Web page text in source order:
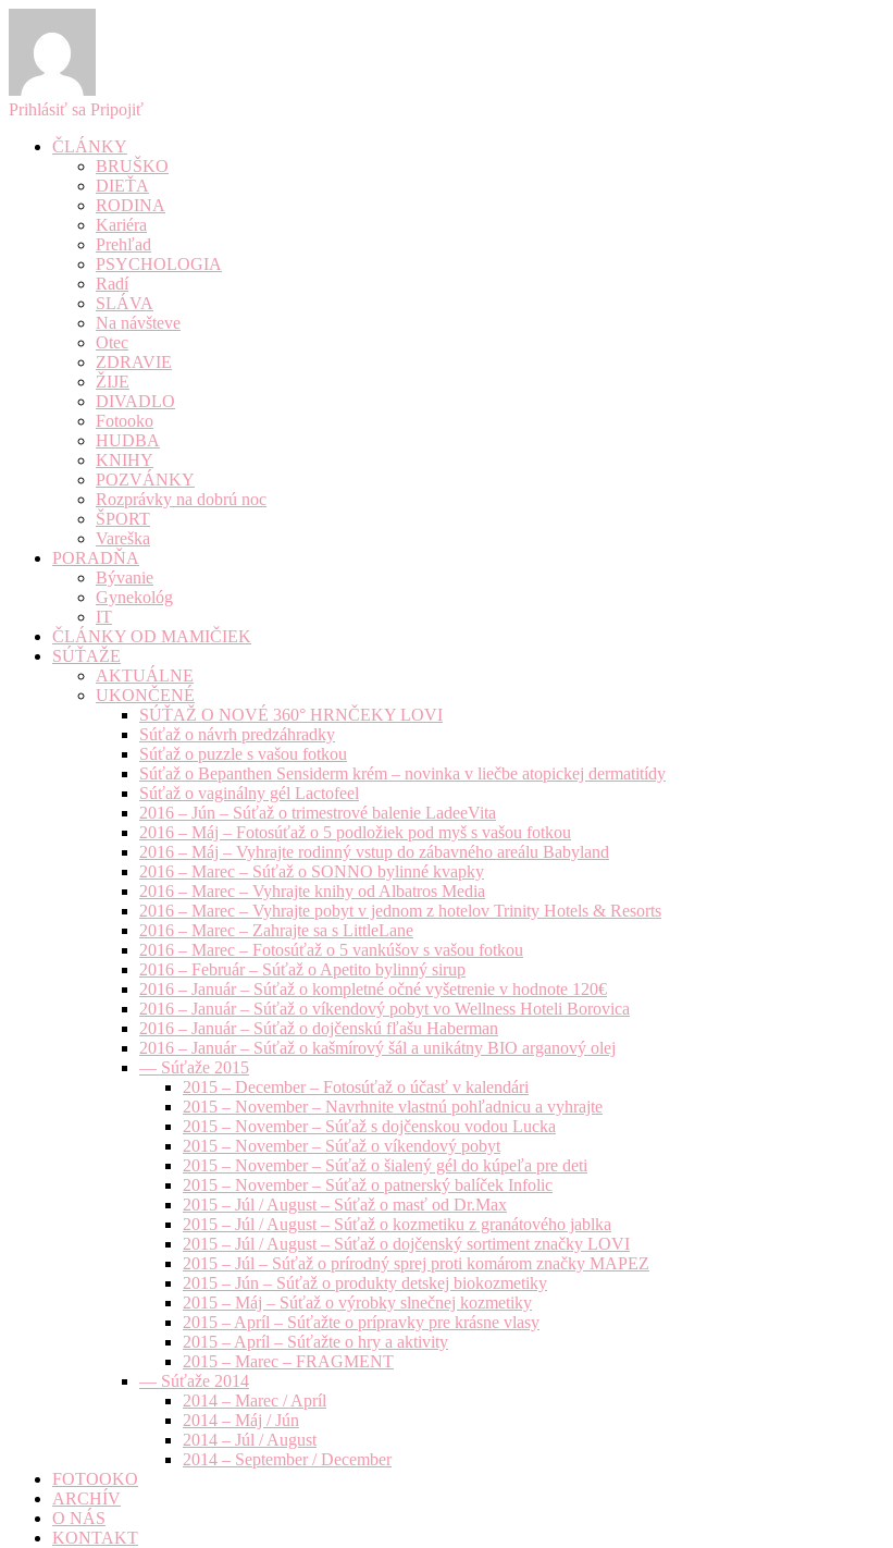
Prihlásiť sa Pripojiť
ČLÁNKY
BRUŠKO
DIEŤA
RODINA
Kariéra
Prehľad
PSYCHOLOGIA
Radí
SLÁVA
Na návšteve
Otec
ZDRAVIE
ŽIJE
DIVADLO
Fotooko
HUDBA
KNIHY
POZVÁNKY
Rozprávky na dobrú noc
ŠPORT
Vareška
PORADŇA
Bývanie
Gynekológ
IT
ČLÁNKY OD MAMIČIEK
SÚŤAŽE
AKTUÁLNE
UKONČENÉ
SÚŤAŽ O NOVÉ 360° HRNČEKY LOVI
Súťaž o návrh predzáhradky
Súťaž o puzzle s vašou fotkou
Súťaž o Bepanthen Sensiderm krém – novinka v liečbe atopickej dermatitídy
Súťaž o vaginálny gél Lactofeel
2016 – Jún – Súťaž o trimestrové balenie LadeeVita
2016 – Máj – Fotosúťaž o 5 podložiek pod myš s vašou fotkou
2016 – Máj – Vyhrajte rodinný vstup do zábavného areálu Babyland
2016 – Marec – Súťaž o SONNO bylinné kvapky
2016 – Marec – Vyhrajte knihy od Albatros Media
2016 – Marec – Vyhrajte pobyt v jednom z hotelov Trinity Hotels & Resorts
2016 – Marec – Zahrajte sa s LittleLane
2016 – Marec – Fotosúťaž o 5 vankúšov s vašou fotkou
2016 – Február – Súťaž o Apetito bylinný sirup
2016 – Január – Súťaž o kompletné očné vyšetrenie v hodnote 120€
2016 – Január – Súťaž o víkendový pobyt vo Wellness Hoteli Borovica
2016 – Január – Súťaž o dojčenskú fľašu Haberman
2016 – Január – Súťaž o kašmírový šál a unikátny BIO arganový olej
— Súťaže 2015
2015 – December – Fotosúťaž o účasť v kalendári
2015 – November – Navrhnite vlastnú pohľadnicu a vyhrajte
2015 – November – Súťaž s dojčenskou vodou Lucka
2015 – November – Súťaž o víkendový pobyt
2015 – November – Súťaž o šialený gél do kúpeľa pre deti
2015 – November – Súťaž o patnerský balíček Infolic
2015 – Júl / August – Súťaž o masť od Dr.Max
2015 – Júl / August – Súťaž o kozmetiku z granátového jablka
2015 – Júl / August – Súťaž o dojčenský sortiment značky LOVI
2015 – Júl – Súťaž o prírodný sprej proti komárom značky MAPEZ
2015 – Jún – Súťaž o produkty detskej biokozmetiky
2015 – Máj – Súťaž o výrobky slnečnej kozmetiky
2015 – Apríl – Súťažte o prípravky pre krásne vlasy
2015 – Apríl – Súťažte o hry a aktivity
2015 – Marec – FRAGMENT
— Súťaže 2014
2014 – Marec / Apríl
2014 – Máj / Jún
2014 – Júl / August
2014 – September / December
FOTOOKO
ARCHÍV
O NÁS
KONTAKT